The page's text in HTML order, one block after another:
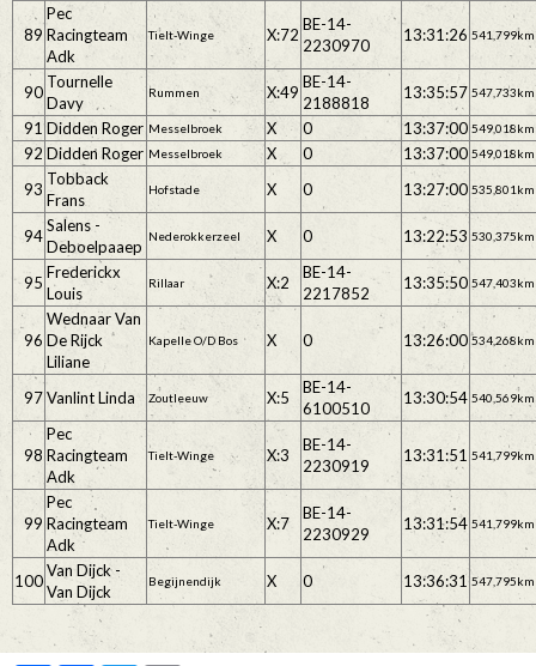
89
Pec
Racingteam
Adk
Tielt-Winge X:72
BE-14-
2230970
13:31:26 541,799km
90
Tournelle
Davy
Rummen X:49
BE-14-
2188818
13:35:57 547,733km
91 Didden Roger Messelbroek X 0 13:37:00 549,018km
92 Didden Roger Messelbroek X 0 13:37:00 549,018km
93
Tobback
Frans
Hofstade X 0 13:27:00 535,801km
94
Salens -
Deboelpaaep
Nederokkerzeel X 0 13:22:53 530,375km
95
Frederickx
Louis
Rillaar X:2
BE-14-
2217852
13:35:50 547,403km
96
Wednaar Van
De Rijck
Liliane
Kapelle O/D Bos X 0 13:26:00 534,268km
97Vanlint Linda Zoutleeuw X:5
BE-14-
6100510
13:30:54 540,569km
98
Pec
Racingteam
Adk
Tielt-Winge X:3
BE-14-
2230919
13:31:51 541,799km
99
Pec
Racingteam
Adk
Tielt-Winge X:7
BE-14-
2230929
13:31:54 541,799km
100
Van Dijck -
Van Dijck
Begijnendijk X 0 13:36:31 547,795km